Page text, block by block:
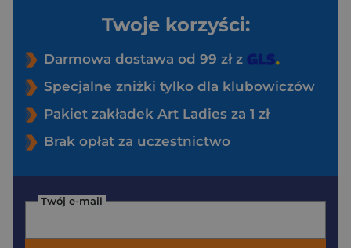
Twoje korzyści:
Darmowa dostawa od 99 zł z
Specjalne zniżki tylko dla klubowiczów
Pakiet zakładek Art Ladies za 1 zł
Brak opłat za uczestnictwo
Twój e-mail